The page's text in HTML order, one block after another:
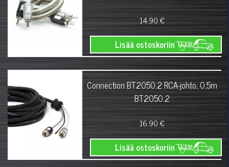
14.90 €
Lisää ostoskoriin
Connection BT2050.2 RCA-johto, 0,5m
BT2050.2
16.90 €
Lisää ostoskoriin